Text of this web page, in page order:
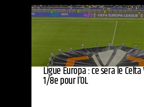
Ligue Europa : ce sera le
1/8e pour l’OL